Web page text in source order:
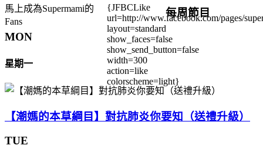
馬上成為Supermami的
Fans
{JFBCLike
url=http://www.facebook.com/pages/
layout=standard
show_faces=false
show_send_button=false
width=300
action=like
colorscheme=light}
每周節目
MON
星期一
【潮媽的本草綱目】對抗肺炎你要知（送禮升級）
TUE